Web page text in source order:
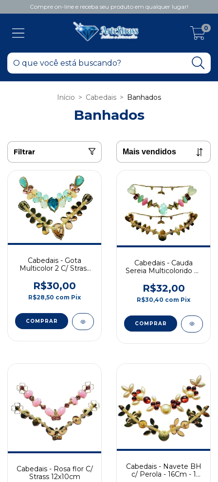
Compre on-line e receba seu produto em qualquer lugar!
0
Início > Cabedais > Banhados
Banhados
Filtrar
Cabedais - Gota
Multicolor 2 C/ Strass
R$30,00
R$28,50 com Pix
Cabedais - Cauda
Sereia Multicolorido C/
R$32,00
R$30,40 com Pix
Cabedais - Rosa flor C/
Strass 12x10cm
Cabedais - Navete BH
c/ Perola - 16Cm - 1